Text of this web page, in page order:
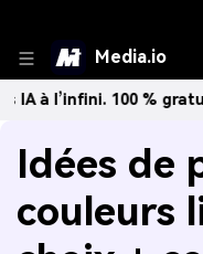
Media.io
100 % gratuit! Créer
Idées de
couleurs